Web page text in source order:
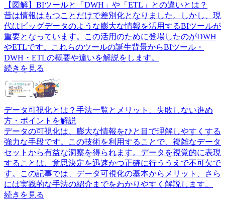
【図解】BIツールと「DWH」や「ETL」との違いとは？
昔は情報はもつことだけで差別化となりました。しかし、現
代はビッグデータのような膨大な情報を活用するBIツールが
重要となっています。この活用のために登場したのがDWH
やETLです。これらのツールの誕生背景からBIツール・
DWH・ETLの概要や違いを解説をします。
続きを見る
データ可視化とは？手法一覧とメリット、失敗しない進め
方・ポイントを解説
データの可視化は、膨大な情報をひと目で理解しやすくする
強力な手段です。この技術を利用することで、複雑なデータ
セットから有益な洞察を得られます。データを視覚的に表現
することは、意思決定を迅速かつ正確に行ううえで不可欠で
す。この記事では、データ可視化の基本からメリット、さら
には実践的な手法の紹介までをわかりやすく解説します。
続きを見る